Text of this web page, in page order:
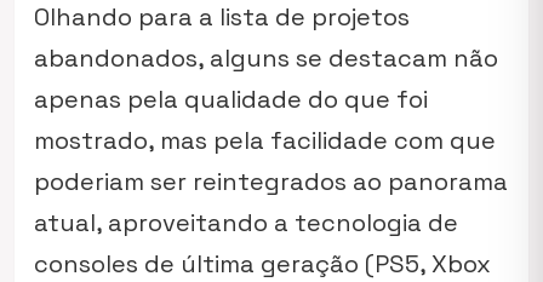
Olhando para a lista de projetos
abandonados, alguns se destacam não
apenas pela qualidade do que foi
mostrado, mas pela facilidade com que
poderiam ser reintegrados ao panorama
atual, aproveitando a tecnologia de
consoles de última geração (PS5, Xbox